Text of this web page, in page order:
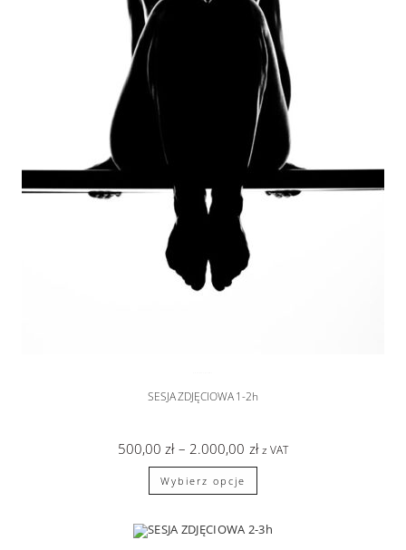
SESJA ZDJĘCIOWA 1-2h
500,00 zł – 2.000,00 zł z VAT
Wybierz opcje